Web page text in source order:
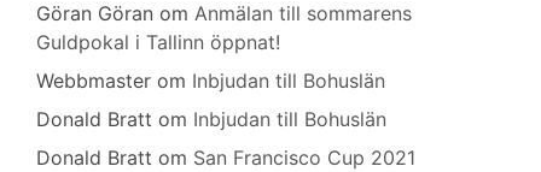
Göran Göran om Anmälan till sommarens
Guldpokal i Tallinn öppnat!
Webbmaster om Inbjudan till Bohuslän
Donald Bratt om Inbjudan till Bohuslän
Donald Bratt om San Francisco Cup 2021